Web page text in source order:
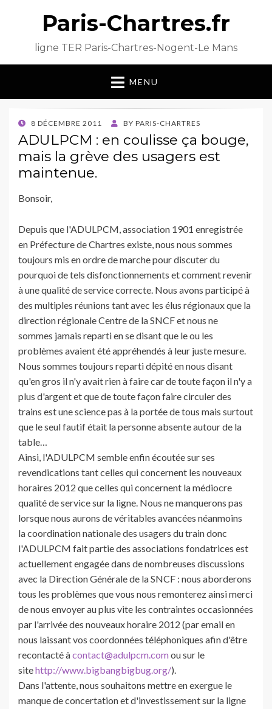
Paris-Chartres.fr
ligne TER Paris-Chartres-Nogent-Le Mans
MENU
POSTED
ON
8 DÉCEMBRE 2011 BY PARIS-CHARTRES
ADULPCM : en coulisse ça bouge,
mais la grève des usagers est
maintenue.
Bonsoir,
Depuis que l'ADULPCM, association 1901 enregistrée
en Préfecture de Chartres existe, nous nous sommes
toujours mis en ordre de marche pour discuter du
pourquoi de tels disfonctionnements et comment revenir
à une qualité de service correcte. Nous avons participé à
des multiples réunions tant avec les élus régionaux que la
direction régionale Centre de la SNCF et nous ne
sommes jamais reparti en se disant que le ou les
problèmes avaient été appréhendés à leur juste mesure.
Nous sommes toujours reparti dépité en nous disant
qu'en gros il n'y avait rien à faire car de toute façon il n'y a
plus d'argent et que de toute façon faire circuler des
trains est une science pas à la portée de tous mais surtout
que le seul fautif était la personne absente autour de la
table…
Ainsi, l'ADULPCM semble enfin écoutée sur ses
revendications tant celles qui concernent les nouveaux
horaires 2012 que celles qui concernent la médiocre
qualité de service sur la ligne. Nous ne manquerons pas
lorsque nous aurons de véritables avancées néanmoins
la coordination nationale des usagers du train donc
l'ADULPCM fait partie des associations fondatrices est
actuellement engagée dans de nombreuses discussions
avec la Direction Générale de la SNCF : nous aborderons
tous les problèmes que vous nous remonterez ainsi merci
de nous envoyer au plus vite les contraintes occasionnées
par l'arrivée des nouveaux horaire 2012 (par email en
nous laissant vos coordonnées téléphoniques afin d'être
recontacté àcontact@adulpcm.comou sur le
sitehttp://www.bigbangbigbug.org/).
Dans l'attente, nous souhaitons mettre en exergue le
manque de concertation et d'investissement sur la ligne